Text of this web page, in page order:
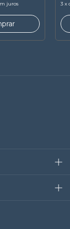
juros 3 x